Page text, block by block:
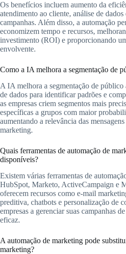
Os benefícios incluem aumento da
atendimento ao cliente, análise de
campanhas. Além disso, a automação
economizem tempo e recursos,
investimento (ROI) e proporcionando
envolvente.
Como a IA melhora a segmentação de
A IA melhora a segmentação de público
de dados para identificar padrões e
as empresas criem segmentos mais
específicas a grupos com maior
aumentando a relevância das
marketing.
Quais ferramentas de automação de
disponíveis?
Existem várias ferramentas de
HubSpot, Marketo, ActiveCampaign e
oferecem recursos como e-mail
preditiva, chatbots e personalização de
empresas a gerenciar suas campanhas
eficaz.
A automação de marketing pode
marketing?